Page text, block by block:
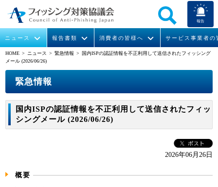
報告
ニュース
イベント
報告書類
月次報告書
消費者の皆様へ
フィッシングの報告
サービス事業者の
STOP. THINK. CONNECT.
運営委員紹介
HOME > ニュース >緊急情報 > 国内ISPの認証情報を不正利用して送信されたフィッシング
メール (2026/06/26)
緊急情報
国内ISPの認証情報を不正利用して送信されたフィッ
シングメール (2026/06/26)
2026年06月26日
概要